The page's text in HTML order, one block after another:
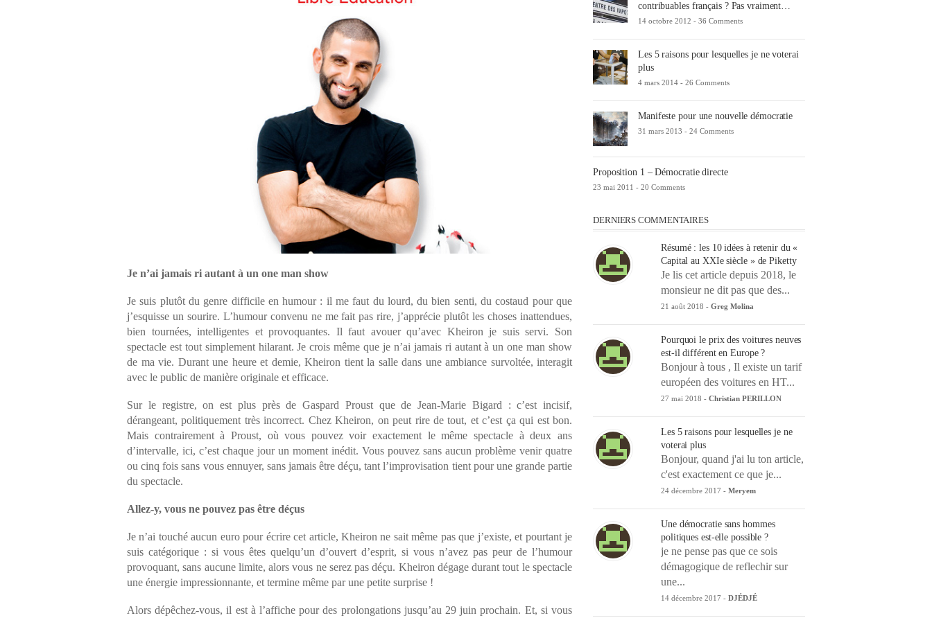
Je n’ai jamais ri autant à un one man show
Je suis plutôt du genre difficile en humour : il me faut du lourd, du bien senti, du costaud pour que
j’esquisse un sourire. L’humour convenu ne me fait pas rire, j’apprécie plutôt les choses inattendues,
bien tournées, intelligentes et provoquantes. Il faut avouer qu’avec Kheiron je suis servi. Son
spectacle est tout simplement hilarant. Je crois même que je n’ai jamais ri autant à un one man show
de ma vie. Durant une heure et demie, Kheiron tient la salle dans une ambiance survoltée, interagit
avec le public de manière originale et efficace.
Sur le registre, on est plus près de Gaspard Proust que de Jean-Marie Bigard : c’est incisif,
dérangeant, politiquement très incorrect. Chez Kheiron, on peut rire de tout, et c’est ça qui est bon.
Mais contrairement à Proust, où vous pouvez voir exactement le même spectacle à deux ans
d’intervalle, ici, c’est chaque jour un moment inédit. Vous pouvez sans aucun problème venir quatre
ou cinq fois sans vous ennuyer, sans jamais être déçu, tant l’improvisation tient pour une grande partie
du spectacle.
Allez-y, vous ne pouvez pas être déçus
Je n’ai touché aucun euro pour écrire cet article, Kheiron ne sait même pas que j’existe, et pourtant je
suis catégorique : si vous êtes quelqu’un d’ouvert d’esprit, si vous n’avez pas peur de l’humour
provoquant, sans aucune limite, alors vous ne serez pas déçu. Kheiron dégage durant tout le spectacle
une énergie impressionnante, et termine même par une petite surprise !
Alors dépêchez-vous, il est à l’affiche pour des prolongations jusqu’au 29 juin prochain. Et, si vous
contribuables français ? Pas vraiment…
14 octobre 2012 - 36 Comments
Les 5 raisons pour lesquelles je ne voterai
plus
4 mars 2014 - 26 Comments
Manifeste pour une nouvelle démocratie
31 mars 2013 - 24 Comments
Proposition 1 – Démocratie directe
23 mai 2011 - 20 Comments
DERNIERS COMMENTAIRES
Résumé : les 10 idées à retenir du «
Capital au XXIe siècle » de Piketty
Je lis cet article depuis 2018, le
monsieur ne dit pas que des...
21 août 2018 - Greg Molina
Pourquoi le prix des voitures neuves
est-il différent en Europe ?
Bonjour à tous , Il existe un tarif
européen des voitures en HT...
27 mai 2018 - Christian PERILLON
Les 5 raisons pour lesquelles je ne
voterai plus
Bonjour, quand j'ai lu ton article,
c'est exactement ce que je...
24 décembre 2017 - Meryem
Une démocratie sans hommes
politiques est-elle possible ?
je ne pense pas que ce sois
démagogique de reflechir sur
une...
14 décembre 2017 - DJÉDJÉ